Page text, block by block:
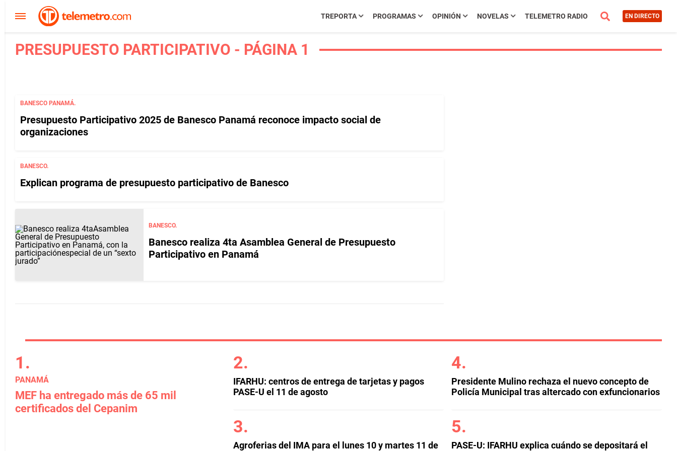
TREPORTA PROGRAMAS OPINIÓN NOVELAS TELEMETRO RADIO EN DIRECTO
PRESUPUESTO PARTICIPATIVO - PÁGINA 1
BANESCO PANAMÁ.
Presupuesto Participativo 2025 de Banesco Panamá reconoce impacto social de
organizaciones
BANESCO.
Explican programa de presupuesto participativo de Banesco
BANESCO.
Banesco realiza 4ta Asamblea General de Presupuesto
Participativo en Panamá
PANAMÁ
MEF ha entregado más de 65 mil
certificados del Cepanim
IFARHU: centros de entrega de tarjetas y pagos
PASE-U el 11 de agosto
Agroferias del IMA para el lunes 10 y martes 11 de
Presidente Mulino rechaza el nuevo concepto de
Policía Municipal tras altercado con exfuncionarios
PASE-U: IFARHU explica cuándo se depositará el